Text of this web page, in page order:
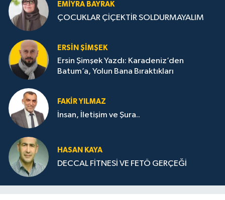
EMIYRA BAYRAK
ÇOCUKLAR ÇİÇEKTİR SOLDURMAYALIM
ERSIN ŞIMŞEK
Ersin Şimşek Yazdı: Karadeniz’den
Batum’a, Yolun Bana Bıraktıkları
FAKIR YILMAZ
İnsan, İletişim ve Şura..
HASAN KAYA
DECCAL FİTNESİ VE FETÖ GERÇEĞİ